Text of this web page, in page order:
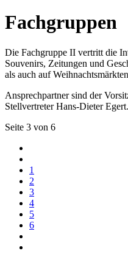
Fachgruppen
Die Fachgruppe II vertritt die
Souvenirs, Zeitungen und
als auch auf
Ansprechpartner sind der
Stellvertreter Hans-Dieter Egert.
Seite 3 von 6
1
2
3
4
5
6